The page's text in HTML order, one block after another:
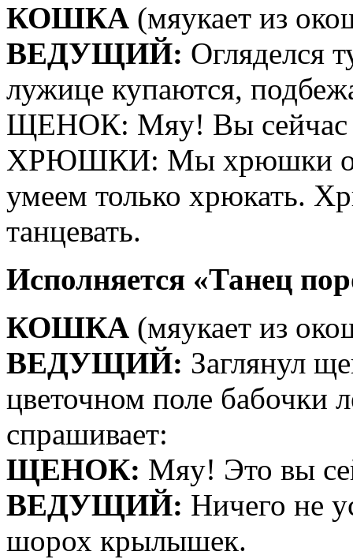
КОШКА (мяукает из
ВЕДУЩИЙ: Огляделся
лужице купаются,
ЩЕНОК: Мяу! Вы сейчас
ХРЮШКИ: Мы хрюшки
умеем только хрюкать.
танцевать.
Исполняется «Танец
КОШКА (мяукает из
ВЕДУЩИЙ: Заглянул
цветочном поле бабочки
спрашивает:
ЩЕНОК: Мяу! Это вы
ВЕДУЩИЙ: Ничего не
шорох крылышек.